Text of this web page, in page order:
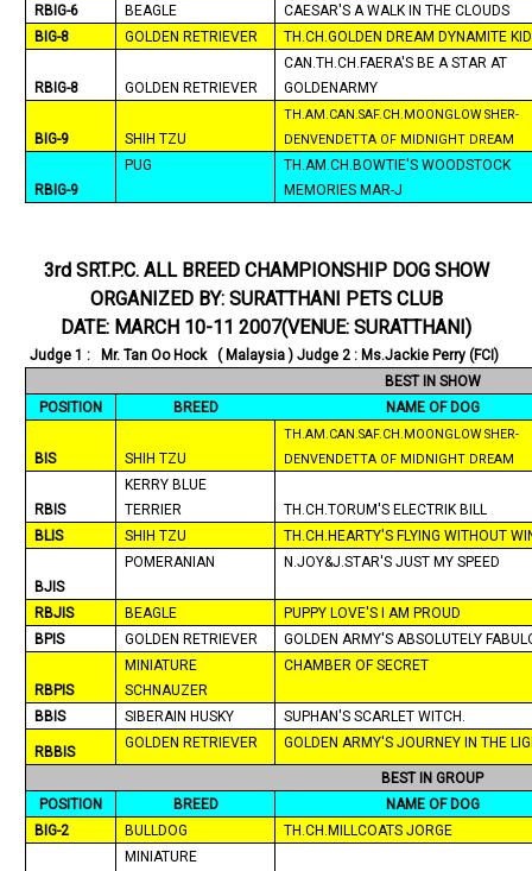
RBIG-6
BEAGLE
CAESAR'S A WALK IN THE CLOUDS
BIG-8
GOLDEN RETRIEVER TH.CH.GOLDEN DREAM DYNAMITE KID
RBIG-8 GOLDEN RETRIEVER
CAN.TH.CH.FAERA'S BE A STAR AT
GOLDENARMY
BIG-9 SHIH TZU
TH.AM.CAN.SAF.CH.MOONGLOW SHER-
DENVENDETTA OF MIDNIGHT DREAM
RBIG-9
PUG TH.AM.CH.BOWTIE'SWOODSTOCK
MEMORIES MAR-J
3rd SRT.P.C. ALL BREED CHAMPIONSHIP DOG SHOW
ORGANIZED BY: SURATTHANI PETS CLUB
DATE: MARCH 10-11 2007(VENUE: SURATTHANI)
Judge 1 : Mr. Tan Oo Hock ( Malaysia ) Judge 2 : Ms.Jackie Perry (FCI)
BEST IN SHOW
POSITION
BREED NAME OF DOG
BIS SHIH TZU
TH.AM.CAN.SAF.CH.MOONGLOW SHER-
DENVENDETTA OF MIDNIGHT DREAM
RBIS
KERRY BLUE
TERRIER
TH.CH.TORUM'S ELECTRIK BILL
BLIS
SHIH TZU TH.CH.HEARTY'S FLYING WITHOUT
BJIS
POMERANIAN N.JOY&J.STAR'S JUST MY SPEED
RBJIS BEAGLE
PUPPY LOVE'S I AM PROUD
BPIS
GOLDEN RETRIEVER GOLDEN ARMY'S ABSOLUTELY
RBPIS
MINIATURE
SCHNAUZER
CHAMBER OF SECRET
BBIS SIBERAIN HUSKY SUPHAN'S SCARLET WITCH.
RBBIS
GOLDEN RETRIEVER GOLDEN ARMY'S JOURNEY IN THE
BEST IN GROUP
POSITION
BREED
NAME OF DOG
BIG-2
BULLDOG TH.CH.MILLCOATS JORGE
MINIATURE